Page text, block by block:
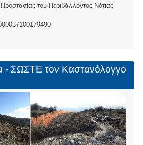
του Περιβάλλοντος Νότιας
- ΣΩΣΤΕ τον Καστανόλογγο